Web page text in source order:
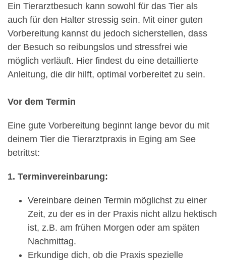
Ein Tierarztbesuch kann sowohl für das Tier als
auch für den Halter stressig sein. Mit einer guten
Vorbereitung kannst du jedoch sicherstellen, dass
der Besuch so reibungslos und stressfrei wie
möglich verläuft. Hier findest du eine detaillierte
Anleitung, die dir hilft, optimal vorbereitet zu sein.
Vor dem Termin
Eine gute Vorbereitung beginnt lange bevor du mit
deinem Tier die Tierarztpraxis in Eging am See
betrittst:
1. Terminvereinbarung:
Vereinbare deinen Termin möglichst zu einer
Zeit, zu der es in der Praxis nicht allzu hektisch
ist, z.B. am frühen Morgen oder am späten
Nachmittag.
Erkundige dich, ob die Praxis spezielle